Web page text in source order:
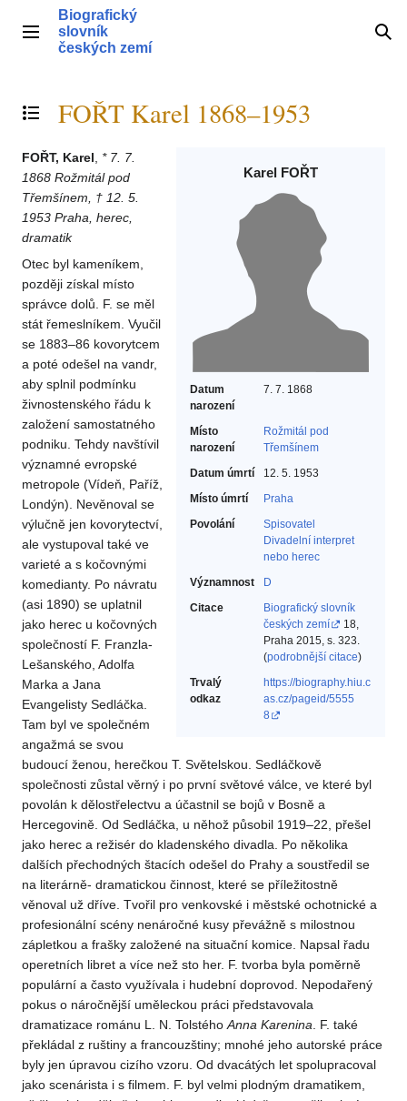
obsahHlavní menu
Biografický
slovník
českých zemí
Přepnout obsah
FOŘT Karel 1868–1953
Karel FOŘT
Datum
narození
7. 7. 1868
Místo
narození
Rožmitál pod
Třemšínem
Datum úmrtí
12. 5. 1953
Místo úmrtí
Praha
Povolání
Spisovatel‎
Divadelní interpret
nebo herec‎
Významnost
D
Citace
Biografický slovník
českých zemí
18,
Praha 2015, s. 323.
(podrobnější citace)
Trvalý
odkaz
https://biography.hiu.c
as.cz/pageid/5555
8
FOŘT, Karel
* 7. 7.
1868 Rožmitál pod
Třemšínem, † 12. 5.
1953 Praha, herec,
dramatik
Otec byl kameníkem,
později získal místo
správce dolů. F. se měl
stát řemeslníkem. Vyučil
se 1883–86 kovorytcem
a poté odešel na vandr,
aby splnil podmínku
živnostenského řádu k
založení samostatného
podniku. Tehdy navštívil
významné evropské
metropole (Vídeň, Paříž,
Londýn). Nevěnoval se
výlučně jen kovorytectví,
ale vystupoval také ve
varieté a s kočovnými
komedianty. Po návratu
(asi 1890) se uplatnil
jako herec u kočovných
společností F. Franzla-
Lešanského, Adolfa
Marka a Jana
Evangelisty Sedláčka.
Tam byl ve společném
angažmá se svou
budoucí ženou, herečkou T. Světelskou. Sedláčkově
společnosti zůstal věrný i po první světové válce, ve které byl
povolán k dělostřelectvu a účastnil se bojů v Bosně a
Hercegovině. Od Sedláčka, u něhož působil 1919–22, přešel
jako herec a režisér do kladenského divadla. Po několika
dalších přechodných štacích odešel do Prahy a soustředil se
na literárně- dramatickou činnost, které se příležitostně
věnoval už dříve. Tvořil pro venkovské i městské ochotnické a
profesionální scény nenáročné kusy převážně s milostnou
zápletkou a frašky založené na situační komice. Napsal řadu
operetních libret a více než sto her. F. tvorba byla poměrně
populární a často využívala i hudební doprovod. Nepodařený
pokus o náročnější uměleckou práci představovala
dramatizace románu L. N. Tolstého Anna Karenina . F. také
překládal z ruštiny a francouzštiny; mnohé jeho autorské práce
byly jen úpravou cizího vzoru. Od dvacátých let spolupracoval
jako scenárista i s filmem. F. byl velmi plodným dramatikem,